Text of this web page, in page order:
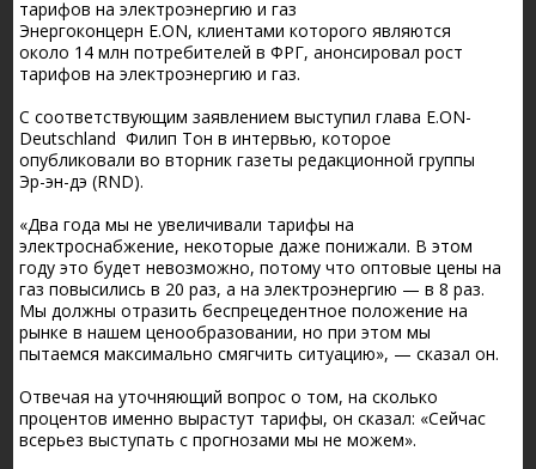
тарифов на электроэнергию и газ
Энергоконцерн E.ON, клиентами которого являются
около 14 млн потребителей в ФРГ, анонсировал рост
тарифов на электроэнергию и газ.
С соответствующим заявлением выступил глава E.ON-
Deutschland Филип Тон в интервью, которое
опубликовали во вторник газеты редакционной группы
Эр-эн-дэ (RND).
«Два года мы не увеличивали тарифы на
электроснабжение, некоторые даже понижали. В этом
году это будет невозможно, потому что оптовые цены на
газ повысились в 20 раз, а на электроэнергию — в 8 раз.
Мы должны отразить беспрецедентное положение на
рынке в нашем ценообразовании, но при этом мы
пытаемся максимально смягчить ситуацию», — сказал он.
Отвечая на уточняющий вопрос о том, на сколько
процентов именно вырастут тарифы, он сказал: «Сейчас
всерьез выступать с прогнозами мы не можем».